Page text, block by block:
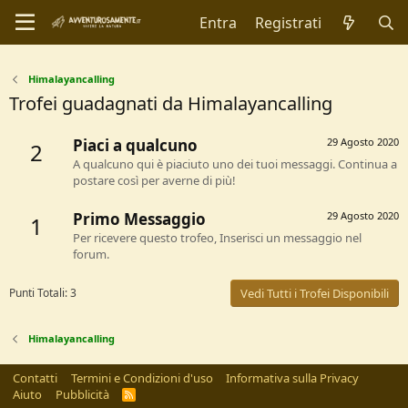
Entra Registrati
Himalayancalling
Trofei guadagnati da Himalayancalling
2 29 Agosto 2020
Piaci a qualcuno
A qualcuno qui è piaciuto uno dei tuoi messaggi. Continua a
postare così per averne di più!
1 29 Agosto 2020
Primo Messaggio
Per ricevere questo trofeo, Inserisci un messaggio nel
forum.
Punti Totali: 3 Vedi Tutti i Trofei Disponibili
Himalayancalling
Contatti Termini e Condizioni d'uso
Informativa sulla Privacy
Aiuto
Pubblicità
R